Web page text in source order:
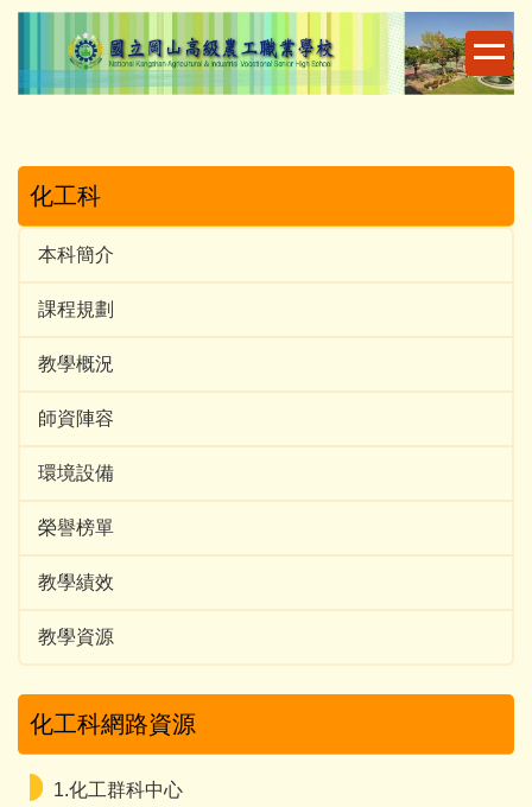
跳
主
化工科
本科簡介
課程規劃
教學概況
師資陣容
環境設備
榮譽榜單
教學績效
教學資源
化工科網路資源
1.化工群科中心